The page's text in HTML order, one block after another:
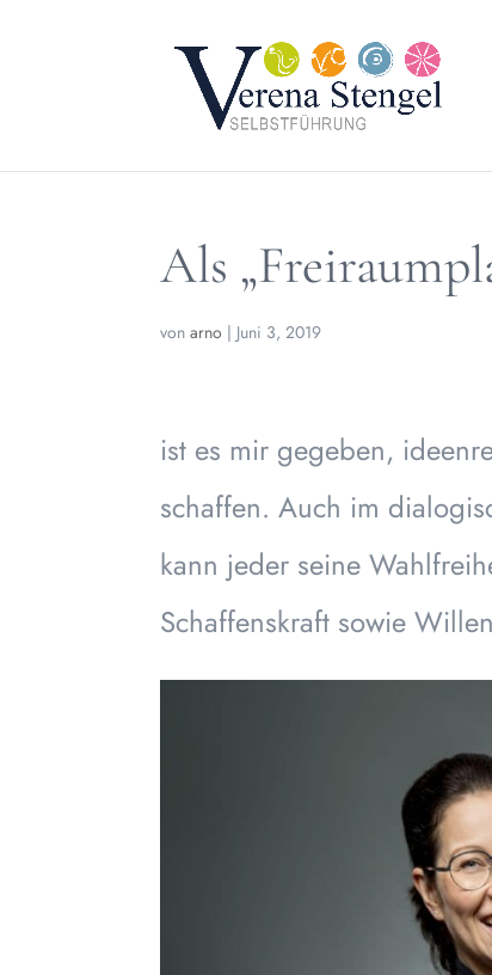
Als
vonarno | Juni 3, 2019
ist es mir gegeben,
schaffen. Auch im
kann jeder seine
Schaffenskraft sowie